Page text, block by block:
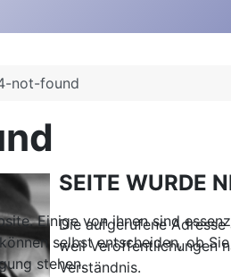
not-found
SEITE WURDE
Die aufgerufene
weil Veröffentlichungen
Verständnis.
Einige von ihnen sind
selbst entscheiden, ob
stehen.